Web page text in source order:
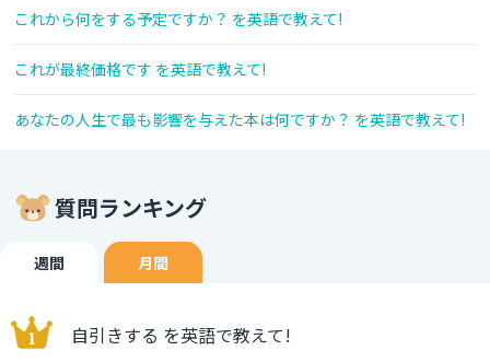
これから何をする予定ですか？ を英語で教えて!
これが最終価格です を英語で教えて!
あなたの人生で最も影響を与えた本は何ですか？ を英語で教えて!
質問ランキング
週間 月間
自引きする を英語で教えて!